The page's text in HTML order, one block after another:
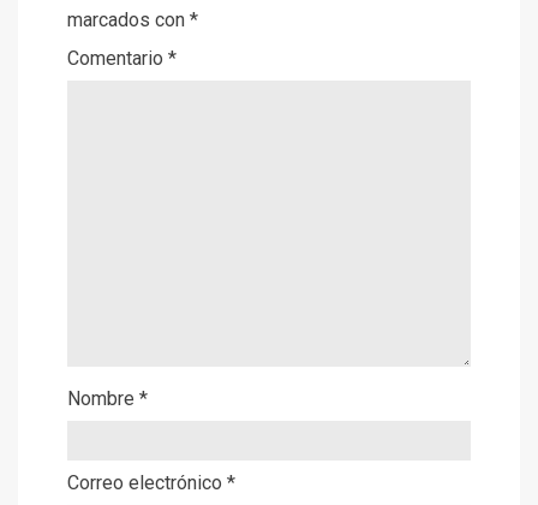
marcados con *
Comentario *
Nombre *
Correo electrónico *